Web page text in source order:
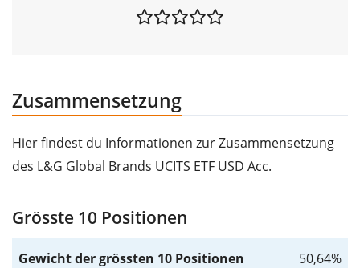
Zusammensetzung
Hier findest du Informationen zur Zusammensetzung
des L&G Global Brands UCITS ETF USD Acc.
Grösste 10 Positionen
Gewicht der grössten 10 Positionen
50,64%